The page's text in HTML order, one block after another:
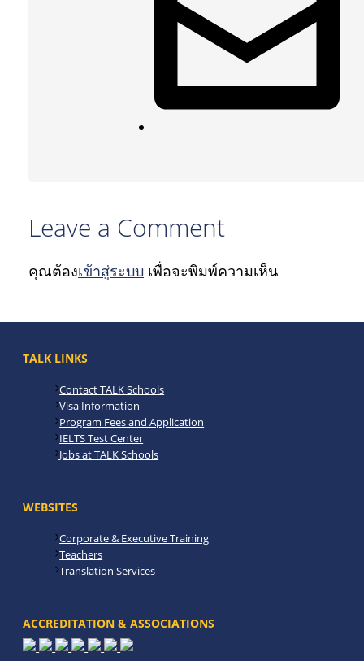
Leave a Comment
คุณต้องเข้าสู่ระบบ เพื่อจะพิมพ์ความเห็น
TALK LINKS
Contact TALK Schools
Visa Information
Program Fees and Application
IELTS Test Center
Jobs at TALK Schools
WEBSITES
Corporate & Executive Training
Teachers
Translation Services
ACCREDITATION & ASSOCIATIONS